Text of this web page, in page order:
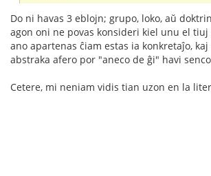
Do ni havas 3 eblojn; grupo, loko, aŭ
agon oni ne povas konsideri kiel unu el
ano apartenas ĉiam estas ia konkretaĵo,
abstraka afero por "aneco de ĝi" havi
Cetere, mi neniam vidis tian uzon en la